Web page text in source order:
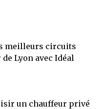
meilleurs circuits
Lyon avec Idéal
un chauffeur privé